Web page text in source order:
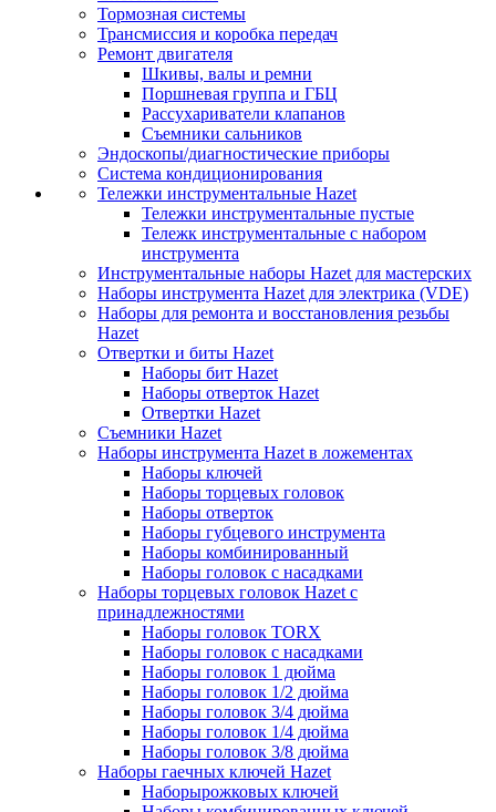
Тормозная системы
Трансмиссия и коробка передач
Ремонт двигателя
Шкивы, валы и ремни
Поршневая группа и ГБЦ
Рассухариватели клапанов
Съемники сальников
Эндоскопы/диагностические приборы
Система кондиционирования
Тележки инструментальные Hazet
Тележки инструментальные пустые
Тележк инструментальные с набором
инструмента
Инструментальные наборы Hazet для мастерских
Наборы инструмента Hazet для электрика (VDE)
Наборы для ремонта и восстановления резьбы
Hazet
Отвертки и биты Hazet
Наборы бит Hazet
Наборы отверток Hazet
Отвертки Hazet
Съемники Hazet
Наборы инструмента Hazet в ложементах
Наборы ключей
Наборы торцевых головок
Наборы отверток
Наборы губцевого инструмента
Наборы комбинированный
Наборы головок с насадками
Наборы торцевых головок Hazet с
принадлежностями
Наборы головок TORX
Наборы головок с насадками
Наборы головок 1 дюйма
Наборы головок 1/2 дюйма
Наборы головок 3/4 дюйма
Наборы головок 1/4 дюйма
Наборы головок 3/8 дюйма
Наборы гаечных ключей Hazet
Наборырожковых ключей